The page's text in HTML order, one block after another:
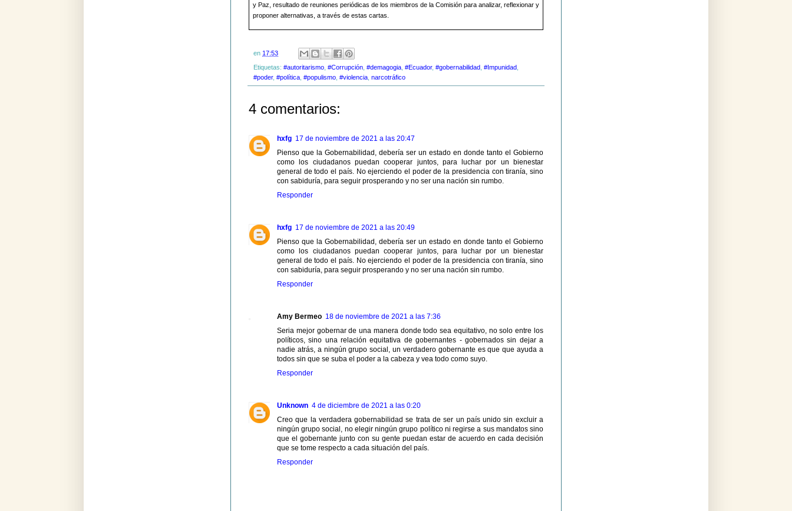
y Paz, resultado de reuniones periódicas de los miembros de la Comisión para analizar, reflexionar y
proponer alternativas, a través de estas cartas.
en 17:53
Etiquetas: #autoritarismo #Corrupción #demagogia #Ecuador, #gobernabilidad #Impunidad
#poder, #política #populismo #violencia narcotráfico
4 comentarios:
hxfg 17 de noviembre de 2021 a las 20:47
Pienso que la Gobernabilidad, debería ser un estado en donde tanto el Gobierno
como los ciudadanos puedan cooperar juntos, para luchar por un bienestar
general de todo el país. No ejerciendo el poder de la presidencia con tiranía, sino
con sabiduría, para seguir prosperando y no ser una nación sin rumbo.
Responder
hxfg 17 de noviembre de 2021 a las 20:49
Pienso que la Gobernabilidad, debería ser un estado en donde tanto el Gobierno
como los ciudadanos puedan cooperar juntos, para luchar por un bienestar
general de todo el país. No ejerciendo el poder de la presidencia con tiranía, sino
con sabiduría, para seguir prosperando y no ser una nación sin rumbo.
Responder
Amy Bermeo 18 de noviembre de 2021 a las 7:36
Seria mejor gobernar de una manera donde todo sea equitativo, no solo entre los
políticos, sino una relación equitativa de gobernantes - gobernados sin dejar a
nadie atrás, a ningún grupo social, un verdadero gobernante es que que ayuda a
todos sin que se suba el poder a la cabeza y vea todo como suyo.
Responder
Unknown 4 de diciembre de 2021 a las 0:20
Creo que la verdadera gobernabilidad se trata de ser un país unido sin excluir a
ningún grupo social, no elegir ningún grupo político ni regirse a sus mandatos sino
que el gobernante junto con su gente puedan estar de acuerdo en cada decisión
que se tome respecto a cada situación del país.
Responder